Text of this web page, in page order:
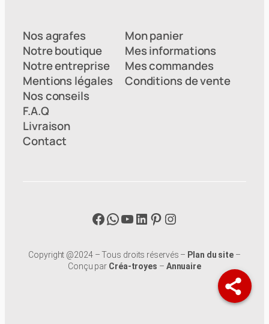
Nos agrafes
Notre boutique
Notre entreprise
Mentions légales
Mon panier
Mes informations
Mes commandes
Conditions de vente
Nos conseils
F.A.Q
Livraison
Contact
Facebook
WhatsApp
YouTube
LinkedIn
Pinterest
Instagram
Copyright @2024 – Tous droits réservés – Plan du site–
Conçu par Créa-troyes – Annuaire